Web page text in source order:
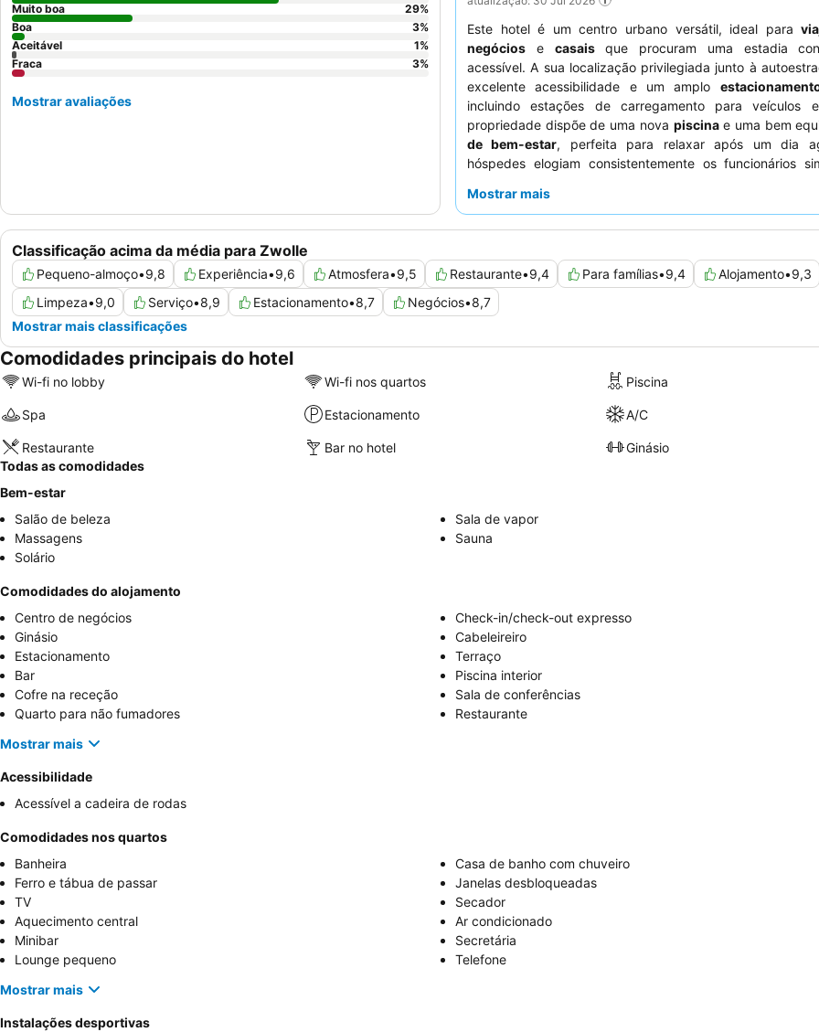
Este hotel é um centro urbano versátil, ideal para
negócios e casaisque procuram uma estadia
acessível. A sua localização privilegiada junto à
excelente acessibilidade e um amplo
incluindo estações de carregamento para veículos
propriedade dispõe de uma nova piscinae uma bem
de bem-estar, perfeita para relaxar após um dia
hóspedes elogiam consistentemente os funcionários
seleção diversificada de opções de alta qualidade.
um chuveiro walk-in como uma banheira de tamanho
Mostrar mais
Classificação acima da média para Zwolle
Pequeno-almoço•9,8 Experiência•9,6 Atmosfera•9,5 Restaurante•9,4 Para famílias•9,4 Alojamento•9,3
Limpeza•9,0 Serviço•8,9 Estacionamento•8,7 Negócios•8,7
Mostrar mais classificações
Muito boa
29%
Boa
3%
Aceitável
1%
Fraca
3%
Mostrar avaliações
Comodidades principais do hotel
Wi-fi no lobby Wi-fi nos quartos Piscina
Spa Estacionamento A/C
Restaurante Bar no hotel
Ginásio
Todas as comodidades
Bem-estar
Salão de beleza
Sala de vapor
Massagens
Sauna
Solário
Comodidades do alojamento
Centro de negócios
Check-in/check-out expresso
Ginásio
Cabeleireiro
Estacionamento
Terraço
Bar
Piscina interior
Cofre na receção
Sala de conferências
Quarto para não fumadores
Restaurante
Mostrar mais
Acessibilidade
Acessível a cadeira de rodas
Comodidades nos quartos
Banheira
Casa de banho com chuveiro
Ferro e tábua de passar
Janelas desbloqueadas
TV
Secador
Aquecimento central
Ar condicionado
Minibar
Secretária
Lounge pequeno
Telefone
Mostrar mais
Instalações desportivas